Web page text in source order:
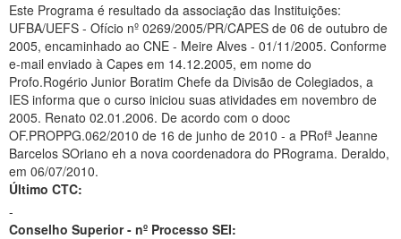
Este Programa é resultado da associação das Instituições:
UFBA/UEFS - Ofício nº 0269/2005/PR/CAPES de 06 de outubro de
2005, encaminhado ao CNE - Meire Alves - 01/11/2005. Conforme
e-mail enviado à Capes em 14.12.2005, em nome do
Profo.Rogério Junior Boratim Chefe da Divisão de Colegiados, a
IES informa que o curso iniciou suas atividades em novembro de
2005. Renato 02.01.2006. De acordo com o dooc
OF.PROPPG.062/2010 de 16 de junho de 2010 - a PRofª Jeanne
Barcelos SOriano eh a nova coordenadora do PRograma. Deraldo,
em 06/07/2010.
Último CTC:
-
Conselho Superior - nº Processo SEI: